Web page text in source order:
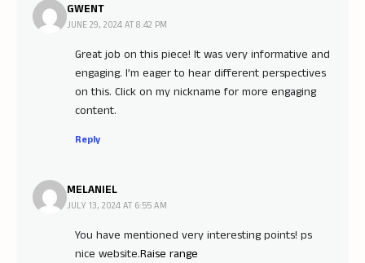
GWENT
JUNE 29, 2024 AT 8:42 PM
Great job on this piece! It was very informative and
engaging. I’m eager to hear different perspectives
on this. Click on my nickname for more engaging
content.
Reply
MELANIEL
JULY 13, 2024 AT 6:55 AM
You have mentioned very interesting points! ps
nice website.Raise range